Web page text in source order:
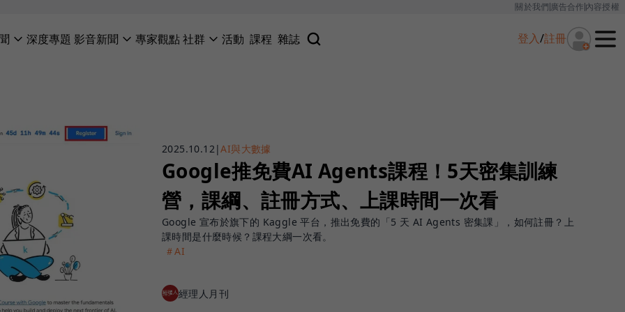
關於我們廣告合作內容授權
深度專題 影音新聞 專家觀點社群 活動 課程 雜誌 登入/註冊
2025.10.12|AI與大數據
Google推免費AI Agents課程！5天密集訓練
營，課綱、註冊方式、上課時間一次看
Google 宣布於旗下的 Kaggle 平台，推出免費的「5 天 AI Agents 密集課」，如何註冊？上
課時間是什麼時候？課程大綱一次看。
＃AI
經理人月刊